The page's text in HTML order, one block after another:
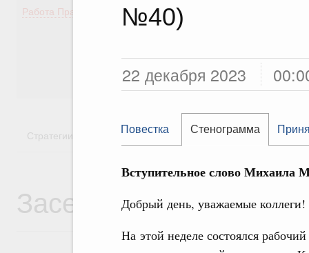
№40)
22 декабря 2023
Повестка Стенограмма
Вступительное слово Михаила
Добрый день, уважаемые коллеги!
На этой неделе состоялся
Работа Правительства
Демография
Здоровье
Общество
Государство
Стратегии Государственные программы
Заседания